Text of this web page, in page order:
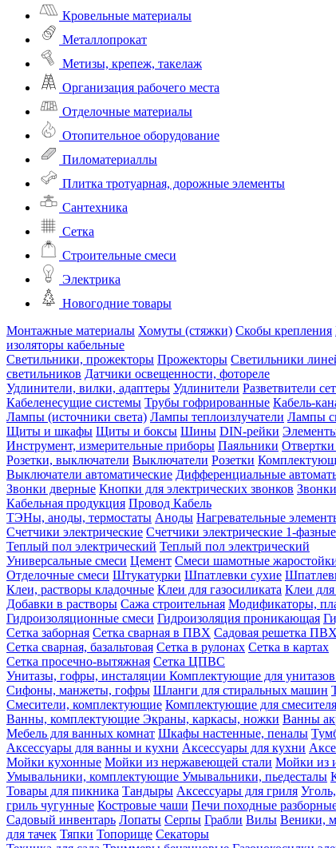
Кровельные материалы
Металлопрокат
Метизы, крепеж, такелаж
Организация рабочего места
Отделочные материалы
Отопительное оборудование
Пиломатериаллы
Плитка тротуарная, дорожные элементы
Сантехника
Сетка
Строительные смеси
Электрика
Новогодние товары
Монтажные материалы Хомуты (стяжки) Скобы крепления
изоляторы кабельные
Светильники, прожекторы Прожекторы Светильники
светильников Датчики освещенности, фотореле
Удлинители, вилки, адаптеры Удлинители Разветвители
Кабеленесущие системы Трубы гофрированные Кабель-
Лампы (источники света) Лампы теплоизлучатели Лампы
Щиты и шкафы Щиты и боксы Шины DIN-рейки
Инструмент, измерительные приборы Паяльники
Розетки, выключатели Выключатели Розетки
Выключатели автоматические Дифференциальные
Звонки дверные Кнопки для электрических звонков
Кабельная продукция Провод Кабель
ТЭНы, аноды, термостаты Аноды Нагревательные
Счетчики электрические Счетчики электрические 1-фазные
Теплый пол электрический Теплый пол электрический
Универсальные смеси Цемент Смеси шамотные
Отделочные смеси Штукатурки Шпатлевки сухие
Клеи, растворы кладочные Клеи для газосиликата Клеи
Добавки в растворы Сажа строительная Модификаторы,
Гидроизоляционные смеси Гидроизоляция проникающая
Сетка заборная Сетка сварная в ПВХ Садовая решетка ПВХ
Сетка сварная, базальтовая Сетка в рулонах Сетка в картах
Сетка просечно-вытяжная Сетка ЦПВС
Унитазы, гофры, инсталяции Комплектующие для унитазов
Сифоны, манжеты, гофры Шланги для стиральных машин
Смесители, комплектующие Комплектующие для смесителя
Ванны, комплектующие Экраны, каркасы, ножки Ванны
Мебель для ванных комнат Шкафы настенные, пеналы
Аксессуары для ванны и кухни Аксессуары для кухни
Мойки кухонные Мойки из нержавеющей стали Мойки из
Умывальники, комплектующие Умывальники, пьедесталы
Товары для пикника Тандыры Аксессуары для гриля
гриль чугунные Костровые чаши Печи походные
Садовый инвентарь Лопаты Серпы Грабли Вилы Веники,
для тачек Тяпки Топорище Секаторы